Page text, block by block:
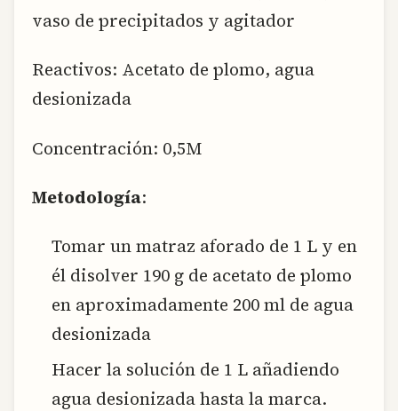
vaso de precipitados y agitador
Reactivos: Acetato de plomo, agua
desionizada
Concentración: 0,5M
Metodología:
Tomar un matraz aforado de 1 L y en
él disolver 190 g de acetato de plomo
en aproximadamente 200 ml de agua
desionizada
Hacer la solución de 1 L añadiendo
agua desionizada hasta la marca.